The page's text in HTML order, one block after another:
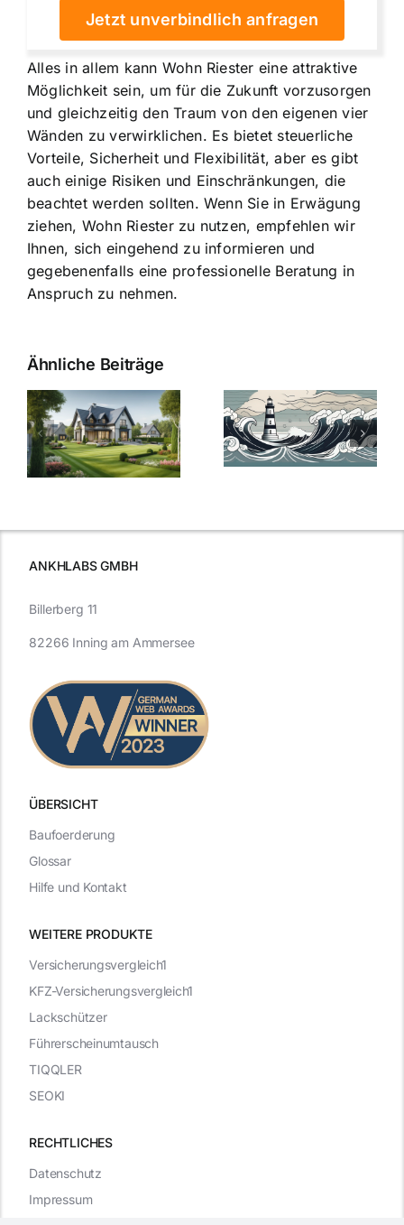
Jetzt unverbindlich anfragen
Alles in allem kann Wohn Riester eine attraktive
Möglichkeit sein, um für die Zukunft vorzusorgen
und gleichzeitig den Traum von den eigenen vier
Wänden zu verwirklichen. Es bietet steuerliche
Vorteile, Sicherheit und Flexibilität, aber es gibt
auch einige Risiken und Einschränkungen, die
beachtet werden sollten. Wenn Sie in Erwägung
ziehen, Wohn Riester zu nutzen, empfehlen wir
Ihnen, sich eingehend zu informieren und
gegebenenfalls eine professionelle Beratung in
Anspruch zu nehmen.
Ähnliche Beiträge
Bauzinsen im
Sturm: Die
aktuelle
Entwicklung
Die Evolution
der
Bauzinsen: Ein
Blick in die
ANKHLABS GMBH
ÜBERSICHT
WEITERE PRODUKTE
Versicherungsvergleich1
KFZ-Versicherungsvergleich1
Lackschützer
Führerscheinumtausch
TIQQLER
SEOKI
RECHTLICHES
Billerberg 11
82266 Inning am Ammersee
Datenschutz
Impressum
Baufoerderung
Glossar
Hilfe und Kontakt